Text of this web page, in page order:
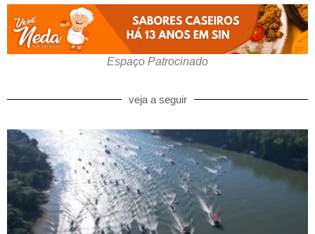
Espaço Patrocinado
veja a seguir